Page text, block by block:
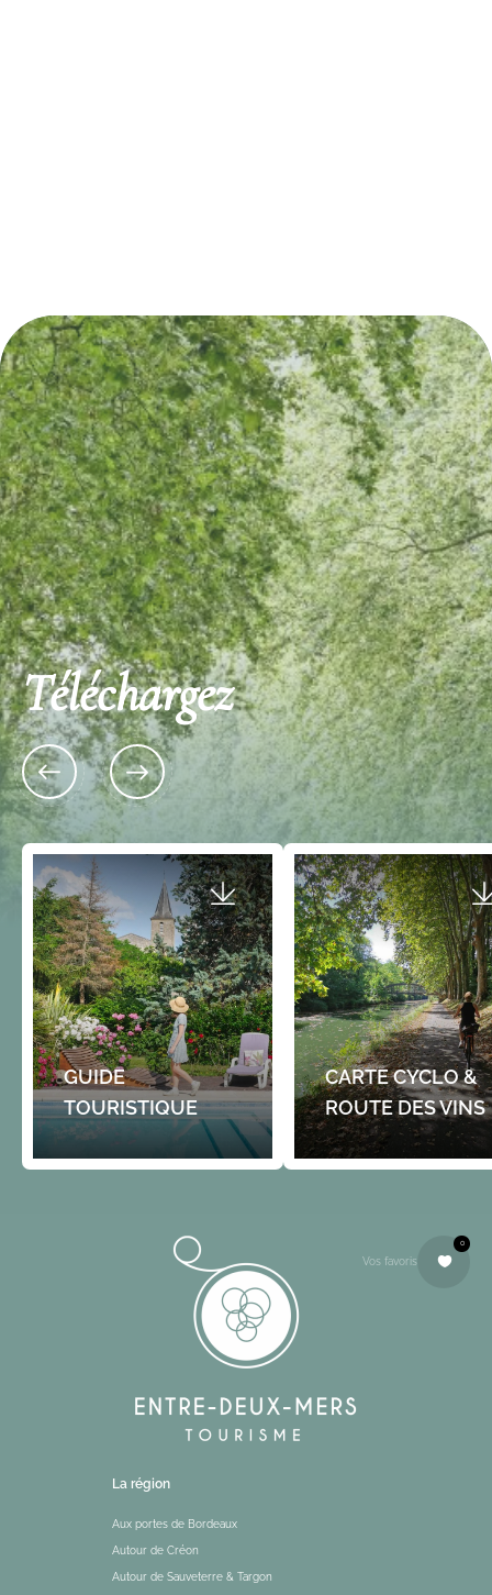
Découvrez également
15 Lieu-dit Estebelingue 33540 CASTELVIEL
Tiny house du Séchoir de
l'Engranne
Envie d’une escapade unique au cœur de la
nature ? À seulement 40 min de Bordeaux, le
Séchoir…
Non classé
Rue Périchotte 33540
GUYENNE
Meublé communal :
Votre gîte est situé dans une
colombage du XVIe siècle,
bastide de…
Non classé
Téléchargez
GUIDE
TOURISTIQUE
CARTE CYCLO &
ROUTE DES VINS
Vos favoris
0
La région
Aux portes de Bordeaux
Autour de Créon
Autour de Sauveterre & Targon